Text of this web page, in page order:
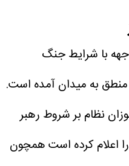
با شرایط جنگ
منطق به میدان آمده است.
نظام بر شروط رهبر
اعلام کرده است همچون